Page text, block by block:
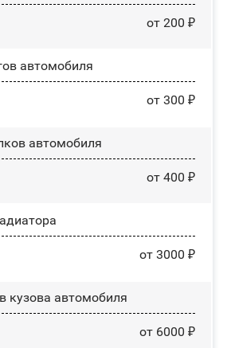
от 200 ₽
автомобиля
от 300 ₽
автомобиля
от 400 ₽
от 3000 ₽
кузова автомобиля
от 6000 ₽